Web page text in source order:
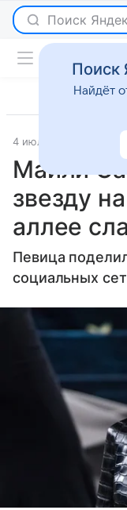
Поиск
4 июля 2025
Майли
звезду
аллее
Певица
социальных
Поиск
Найдёт